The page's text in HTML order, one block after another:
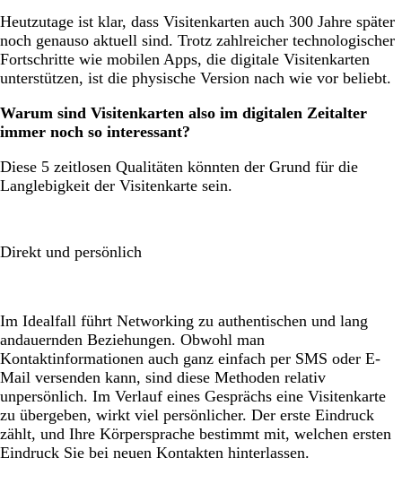
Heutzutage ist klar, dass Visitenkarten auch 300 Jahre später
noch genauso aktuell sind. Trotz zahlreicher technologischer
Fortschritte wie mobilen Apps, die digitale Visitenkarten
unterstützen, ist die physische Version nach wie vor beliebt.
Warum sind Visitenkarten also im digitalen Zeitalter
immer noch so interessant?
Diese 5 zeitlosen Qualitäten könnten der Grund für die
Langlebigkeit der Visitenkarte sein.
Direkt und persönlich
Im Idealfall führt Networking zu authentischen und lang
andauernden Beziehungen. Obwohl man
Kontaktinformationen auch ganz einfach per SMS oder E-
Mail versenden kann, sind diese Methoden relativ
unpersönlich. Im Verlauf eines Gesprächs eine Visitenkarte
zu übergeben, wirkt viel persönlicher. Der erste Eindruck
zählt, und Ihre Körpersprache bestimmt mit, welchen ersten
Eindruck Sie bei neuen Kontakten hinterlassen.